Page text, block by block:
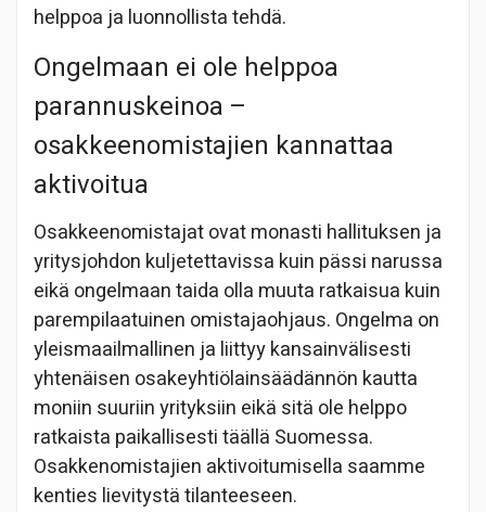
helppoa ja luonnollista tehdä.
Ongelmaan ei ole helppoa
parannuskeinoa –
osakkeenomistajien kannattaa
aktivoitua
Osakkeenomistajat ovat monasti hallituksen ja
yritysjohdon kuljetettavissa kuin pässi narussa
eikä ongelmaan taida olla muuta ratkaisua kuin
parempilaatuinen omistajaohjaus. Ongelma on
yleismaailmallinen ja liittyy kansainvälisesti
yhtenäisen osakeyhtiölainsäädännön kautta
moniin suuriin yrityksiin eikä sitä ole helppo
ratkaista paikallisesti täällä Suomessa.
Osakkenomistajien aktivoitumisella saamme
kenties lievitystä tilanteeseen.